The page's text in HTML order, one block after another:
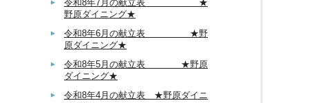
令和8年7月の献立表 ★
野原ダイニング★
令和8年6月の献立表 ★野
原ダイニング★
令和8年5月の献立表 ★野原
ダイニング★
令和8年4月の献立表 ★野原ダイニ